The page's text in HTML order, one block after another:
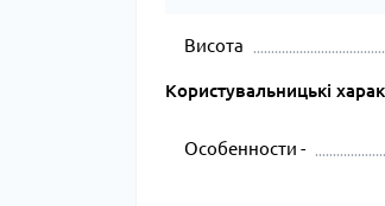
Висота
Користувальницькі
Особенности -